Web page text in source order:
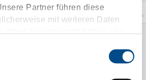
Partner führen diese
mit weiteren Daten
ihnen bereitgestellt haben oder